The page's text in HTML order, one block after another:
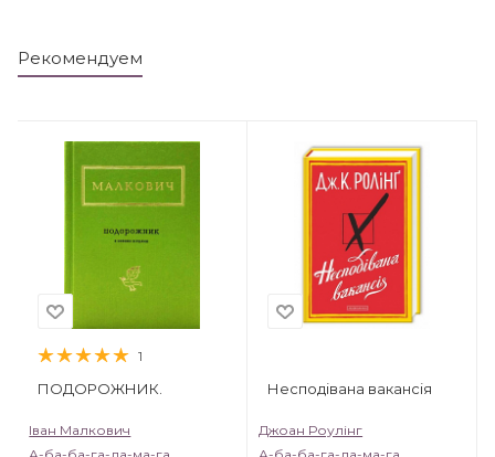
Рекомендуем
1
ПОДОРОЖНИК.
Іван Малкович
Несподівана вакансія
Джоан Роулінг